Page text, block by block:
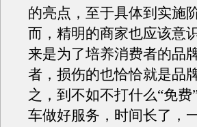
的亮点，至于具体到实施
而，精明的商家也应该意
来是为了培养消费者的品
者，损伤的也恰恰就是品
之，到不如不打什么“免
车做好服务，时间长了，